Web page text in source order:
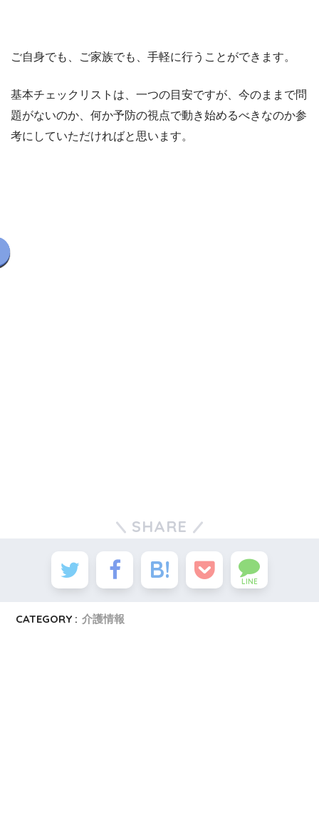
ご自身でも、ご家族でも、手軽に行うことができます。
基本チェックリストは、一つの目安ですが、今のままで問
題がないのか、何か予防の視点で動き始めるべきなのか参
考にしていただければと思います。
SHARE
LINE
CATEGORY : 介護情報